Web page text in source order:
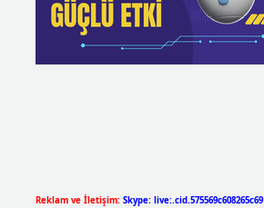
Reklam ve İletişim: Skype: live:.cid.575569c608265c69